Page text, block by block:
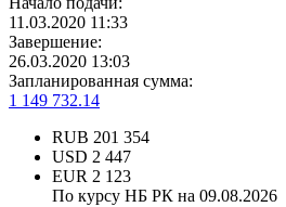
11.03.2020 11:33
Завершение:
26.03.2020 13:03
Запланированная сумма:
1 149 732.14
RUB 201 354
USD 2 447
EUR 2 123
По курсу НБ РК на 09.08.2026